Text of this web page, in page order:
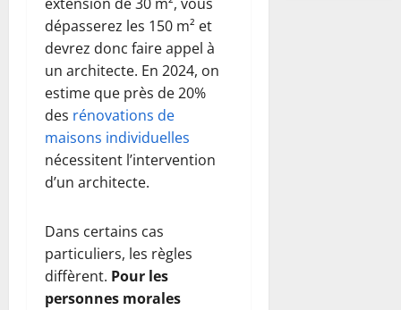
dépasserez les 150 m² et
devrez donc faire appel à
un architecte. En 2024, on
estime que près de 20%
des rénovations de
maisons individuelles
nécessitent l’intervention
d’un architecte.
Dans certains cas
particuliers, les règles
diffèrent. Pour les
personnes morales